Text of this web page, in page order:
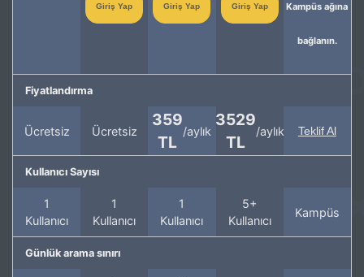
Giriş Yap Giriş Yap Giriş Yap Kampüs ağına
bağlanın.
Fiyatlandırma
Ücretsiz Ücretsiz
359
TL
/aylık
3529
TL
/aylık Teklif Al
Kullanıcı Sayısı
1
Kullanıcı
1
Kullanıcı
1
Kullanıcı
5+
Kullanıcı
Kampüs
Günlük arama sınırı